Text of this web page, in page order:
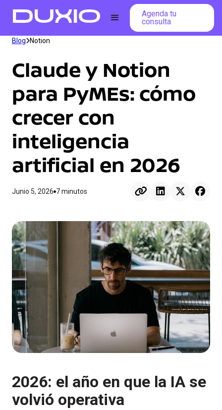
Agenda tu
consulta
BlogNotion
Claude y Notion
para PyMEs: cómo
crecer con
inteligencia
artificial en 2026
Junio 5, 2026 7 minutos    
2026: el año en que la IA se
volvió operativa